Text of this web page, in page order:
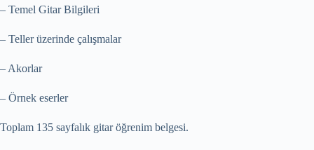
– Temel Gitar Bilgileri
– Teller üzerinde çalışmalar
– Akorlar
– Örnek eserler
Toplam 135 sayfalık gitar öğrenim belgesi.